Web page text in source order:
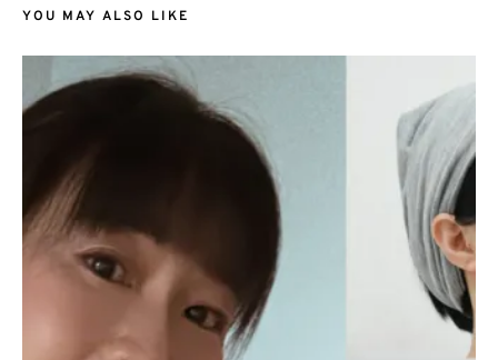
YOU MAY ALSO LIKE